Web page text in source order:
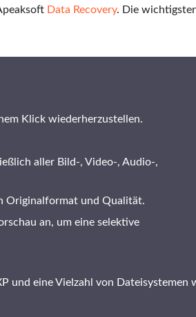
Data Recovery. Die
Klick wiederherzustellen.
aller Bild-, Video-, Audio-,
Originalformat und Qualität.
an, um eine selektive
und eine Vielzahl von Dateisystemen